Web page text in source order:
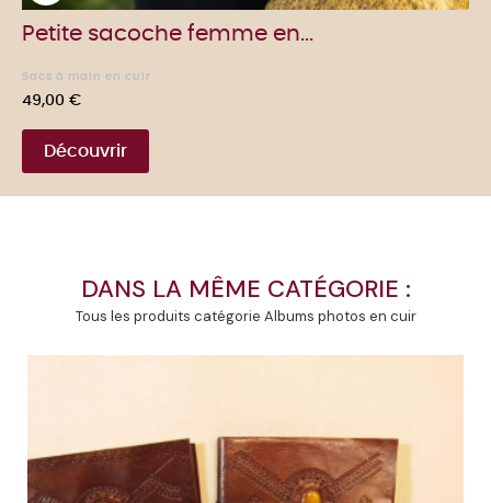
Petite sacoche femme en...
Sacs à main en cuir
Prix
49,00 €
Découvrir
DANS LA MÊME CATÉGORIE :
Tous les produits catégorie Albums photos en cuir